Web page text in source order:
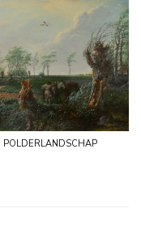
polderlandschap